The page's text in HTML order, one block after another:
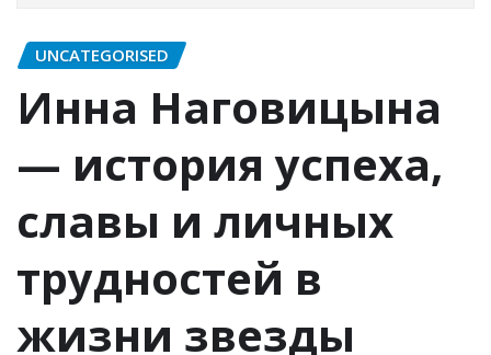
UNCATEGORISED
Инна Наговицына
— история успеха,
славы и личных
трудностей в
жизни звезды